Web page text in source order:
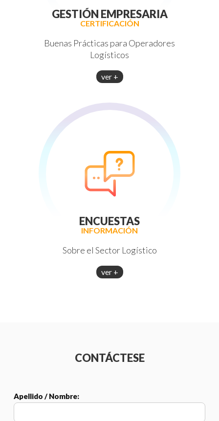
GESTIÓN EMPRESARIA
CERTIFICACIÓN
Buenas Prácticas para Operadores
Logísticos
ver +
ENCUESTAS
INFORMACIÓN
Sobre el Sector Logístico
ver +
CONTÁCTESE
Apellido / Nombre: